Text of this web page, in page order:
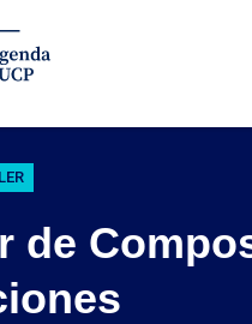
de